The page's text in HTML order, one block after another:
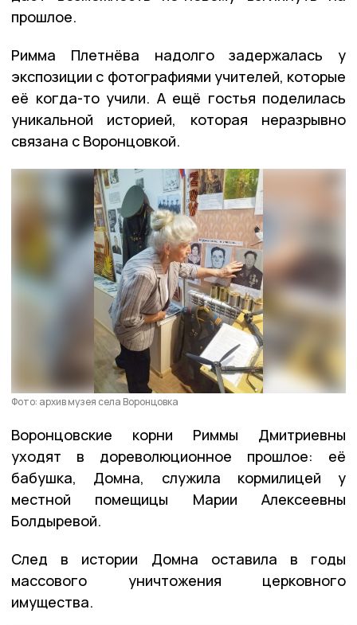
прошлое.
Римма Плетнёва надолго задержалась у
экспозиции с фотографиями учителей, которые
её когда-то учили. А ещё гостья поделилась
уникальной историей, которая неразрывно
связана с Воронцовкой.
Фото: архив музея села Воронцовка
Воронцовские корни Риммы Дмитриевны
уходят в дореволюционное прошлое: её
бабушка, Домна, служила кормилицей у
местной помещицы Марии Алексеевны
Болдыревой.
След в истории Домна оставила в годы
массового уничтожения церковного
имущества.